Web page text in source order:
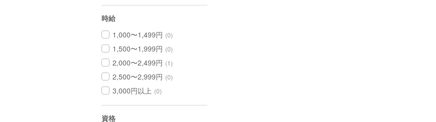
時給
1,000〜1,499円 (0)
1,500〜1,999円 (0)
2,000〜2,499円 (1)
2,500〜2,999円 (0)
3,000円以上 (0)
資格